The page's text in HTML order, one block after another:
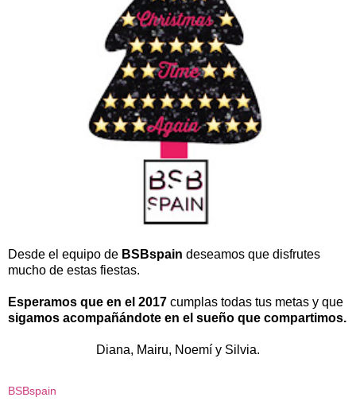
Desde el equipo de BSBspain deseamos que disfrutes
mucho de estas fiestas.
Esperamos que en el 2017 cumplas todas tus metas y que
sigamos acompañándote en el sueño que compartimos.
Diana, Mairu, Noemí y Silvia.
BSBspain